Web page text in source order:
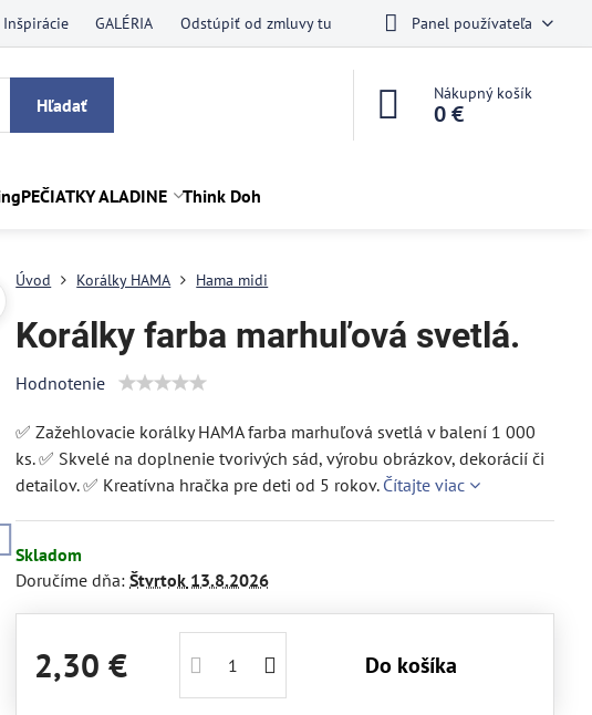
Inšpirácie GALÉRIA Odstúpiť od zmluvy tu Panel používateľa
Hľadať
Nákupný košík
0 €
PEČIATKY ALADINE Think Doh
Úvod Korálky HAMA Hama midi
Korálky farba marhuľová svetlá.
Hodnotenie
✅ Zažehlovacie korálky HAMA farba marhuľová svetlá v balení 1 000
ks. ✅ Skvelé na doplnenie tvorivých sád, výrobu obrázkov, dekorácií či
detailov. ✅ Kreatívna hračka pre deti od 5 rokov. Čítajte viac
Skladom
Doručíme dňa:Štvrtok 13.8.2026
2,30 € Do košíka